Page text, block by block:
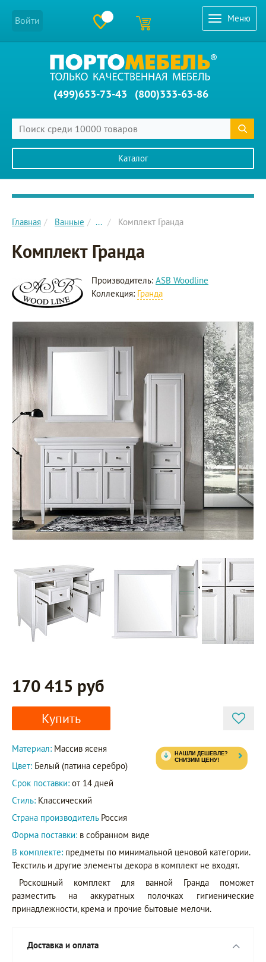
Меню
Войти
(499)653-73-43 (800)333-63-86
Каталог
Главное меню сайта
Главная Ванные ... Комплект Гранда
Комплект Гранда
Производитель: ASB Woodline
Коллекция: Гранда
170 415 руб
Купить
Материал: Массив ясеня
Цвет: Белый (патина серебро)
Срок поставки: от 14 дней
Стиль: Классический
Страна производитель Россия
Форма поставки: в собранном виде
В комплекте: предметы по минимальной ценовой категории.
Текстиль и другие элементы декора в комплект не входят.
Роскошный комплект для ванной Гранда поможет
разместить на аккуратных полочках гигиенические
принадлежности, крема и прочие бытовые мелочи.
Доставка и оплата